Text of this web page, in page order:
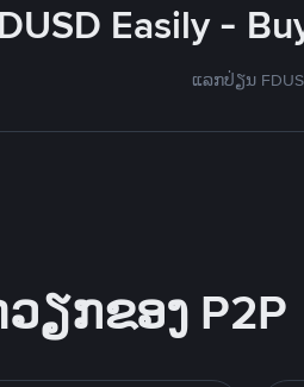
Easily -
ແລກປ່ຽນ
ຽກຂອງ P2P